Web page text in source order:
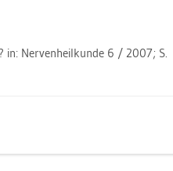
in: Ner­ven­heil­kun­de 6 / 2007; S.